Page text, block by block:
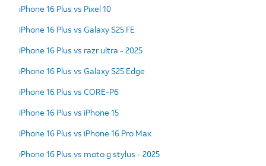
iPhone 16 Plus vs Pixel 10
iPhone 16 Plus vs Galaxy S25 FE
iPhone 16 Plus vs razr ultra - 2025
iPhone 16 Plus vs Galaxy S25 Edge
iPhone 16 Plus vs CORE-P6
iPhone 16 Plus vs iPhone 15
iPhone 16 Plus vs iPhone 16 Pro Max
iPhone 16 Plus vs moto g stylus - 2025